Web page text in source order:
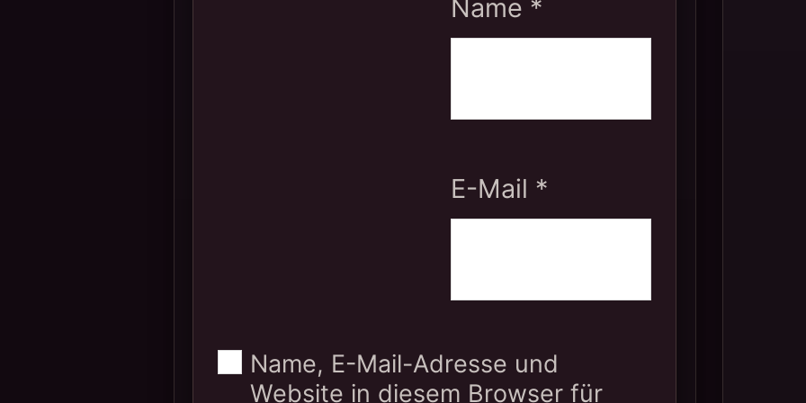
Name *
E-Mail *
Name, E-Mail-Adresse und
Website in diesem Browser für